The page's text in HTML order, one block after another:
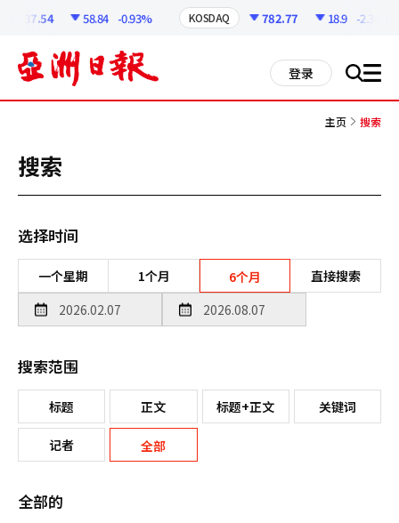
6237.54 58.84 -0.93% KOSDAQ 782.77 18.9 -2.36%
登录 搜 all
主页 搜索
搜索
选择时间
一个星期 1个月 6个月 直接搜索
搜索范围
标题 正文 标题+正文 关键词
记者 全部
全部的